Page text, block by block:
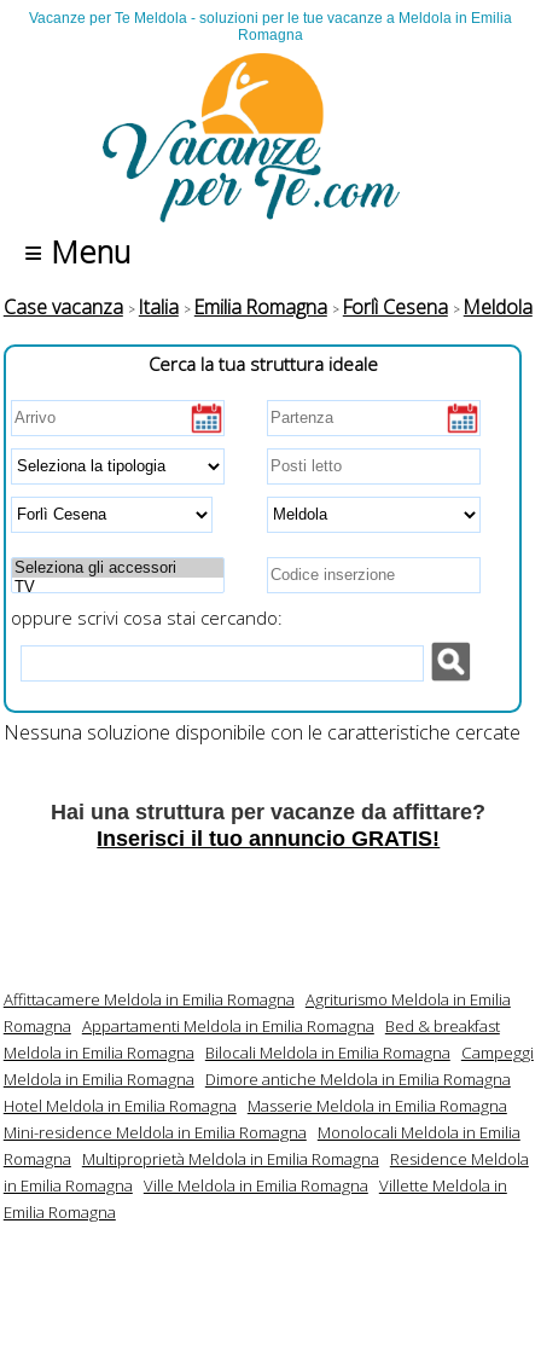
Vacanze per Te Meldola - soluzioni per le tue vacanze a Meldola in Emilia
Romagna
≡ Menu
Case vacanza Italia Emilia Romagna Forlì Cesena Meldola
Cerca la tua struttura ideale
oppure scrivi cosa stai cercando:
Nessuna soluzione disponibile con le caratteristiche cercate
Hai una struttura per vacanze da affittare?
Inserisci il tuo annuncio GRATIS!
Affittacamere Meldola in Emilia Romagna Agriturismo Meldola in Emilia
Romagna Appartamenti Meldola in Emilia Romagna
Bed & breakfast
Meldola in Emilia Romagna
Bilocali Meldola in Emilia Romagna
Campeggi
Meldola in Emilia Romagna
Dimore antiche Meldola in Emilia Romagna
Hotel Meldola in Emilia Romagna
Masserie Meldola in Emilia Romagna
Mini-residence Meldola in Emilia Romagna
Monolocali Meldola in Emilia
Romagna
Multiproprietà Meldola in Emilia Romagna
Residence Meldola
in Emilia Romagna Ville Meldola in Emilia Romagna Villette Meldola in
Emilia Romagna